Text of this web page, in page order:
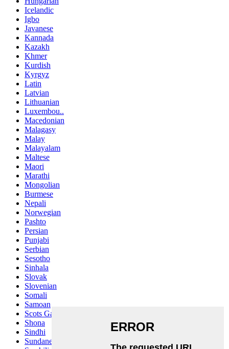
Icelandic
Igbo
Javanese
Kannada
Kazakh
Khmer
Kurdish
Kyrgyz
Latin
Latvian
Lithuanian
Luxembou..
Macedonian
Malagasy
Malay
Malayalam
Maltese
Maori
Marathi
Mongolian
Burmese
Nepali
Norwegian
Pashto
Persian
Punjabi
Serbian
Sesotho
Sinhala
Slovak
Slovenian
Somali
Samoan
Scots Gaelic
Shona
Sindhi
Sundanese